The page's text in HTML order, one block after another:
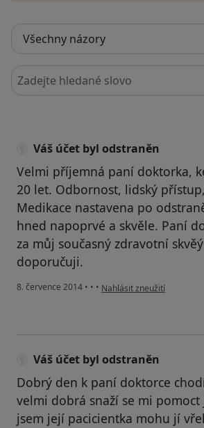
Hledejte v názorech
Váš účet byl odstraněn
Velmi příjemná paní doktorka,
20 let. Odbornost, lidský
Medikace nastavena po
hned napoprvé a skvěle. Paní
za můj současný zdravotní
doporučuji.
8. července 2014 • • • podle názoru uživatele
Nahlásit zneužití
Váš účet byl odstraněn
Dobrý den k paní doktorce
velmi dobrá snaží se mi
jsem její pacicientka mohu jí